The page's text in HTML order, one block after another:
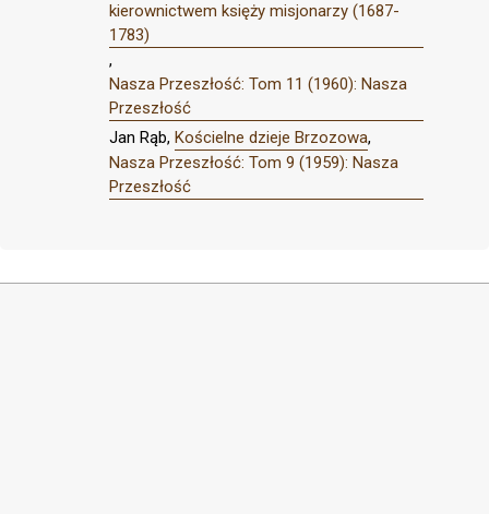
kierownictwem księży misjonarzy (1687-
1783)
,
Nasza Przeszłość: Tom 11 (1960): Nasza
Przeszłość
Jan Rąb, Kościelne dzieje Brzozowa,
Nasza Przeszłość: Tom 9 (1959): Nasza
Przeszłość